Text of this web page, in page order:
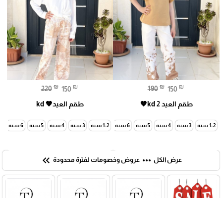
190 ₪ 150 ₪
طقم العيد kd 2🤎
1-2 سنة 3 سنة 4 سنة 5 سنة 6 سنة 7 سنة
220 ₪ 150 ₪
طقم العيد🤎 kd
1-2 سنة 3 سنة 4 سنة 5 سنة 6 سنة
عرض الكل more_horiz عروض وخصومات لفترة محدودة keyboard_double_arrow_left